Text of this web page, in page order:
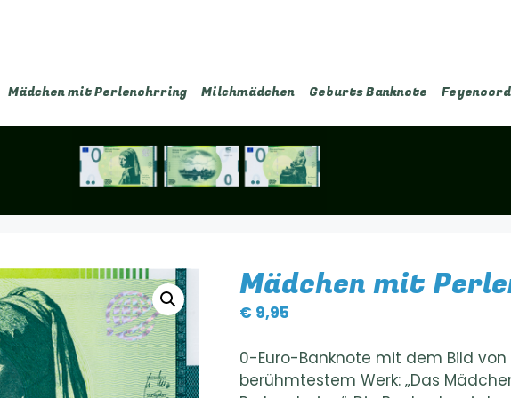
Mädchen mit Perlenohrring Milchmädchen Geburts Banknote
Mädchen mit
€ 9,95
0-Euro-Banknote mit dem Bild von
berühmtestem Werk: „Das